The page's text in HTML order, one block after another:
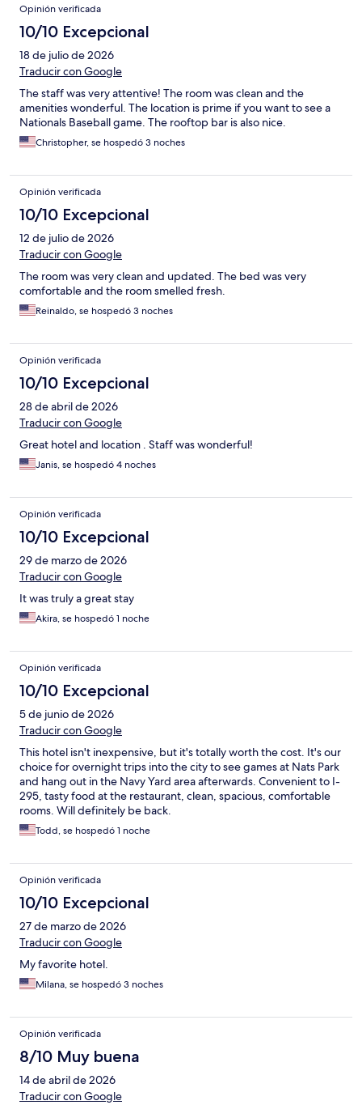
Opinión verificada
10/10 Excepcional
18 de julio de 2026
Traducir con Google
The staff was very attentive! The room was clean and the
amenities wonderful. The location is prime if you want to see a
Nationals Baseball game. The rooftop bar is also nice.
Christopher, se hospedó 3 noches
Opinión verificada
10/10 Excepcional
12 de julio de 2026
Traducir con Google
The room was very clean and updated. The bed was very
comfortable and the room smelled fresh.
Reinaldo, se hospedó 3 noches
Opinión verificada
10/10 Excepcional
28 de abril de 2026
Traducir con Google
Great hotel and location . Staff was wonderful!
Janis, se hospedó 4 noches
Opinión verificada
10/10 Excepcional
29 de marzo de 2026
Traducir con Google
It was truly a great stay
Akira, se hospedó 1 noche
Opinión verificada
10/10 Excepcional
5 de junio de 2026
Traducir con Google
This hotel isn't inexpensive, but it's totally worth the cost. It's our
choice for overnight trips into the city to see games at Nats Park
and hang out in the Navy Yard area afterwards. Convenient to I-
295, tasty food at the restaurant, clean, spacious, comfortable
rooms. Will definitely be back.
Todd, se hospedó 1 noche
Opinión verificada
10/10 Excepcional
27 de marzo de 2026
Traducir con Google
My favorite hotel.
Milana, se hospedó 3 noches
Opinión verificada
8/10 Muy buena
14 de abril de 2026
Traducir con Google